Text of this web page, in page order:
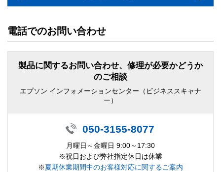
電話でのお問い合わせ
製品に関するお問い合わせ、修理が必要かどうか
のご相談
エプソン インフォメーションセンター（ビジネススキャナ
ー）
050-3155-8077
月曜日～金曜日 9:00～17:30
※祝日および弊社指定休日は休業
※夏期休業期間中のお客様対応に関するご案内